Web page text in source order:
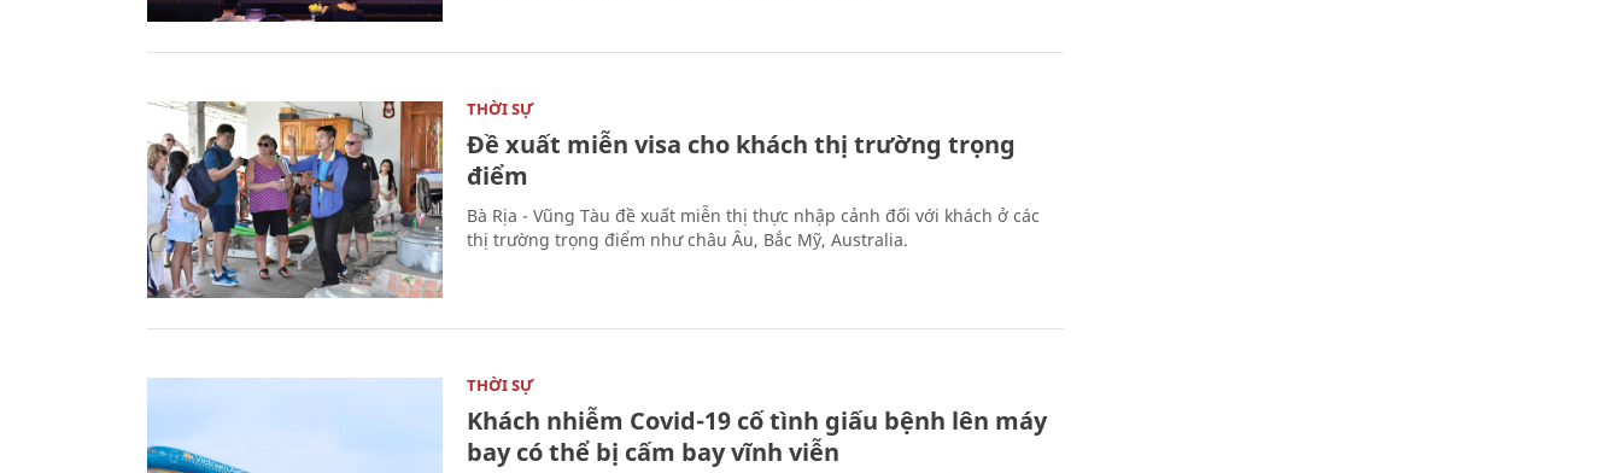
THỜI SỰ
Đề xuất miễn visa cho khách thị trường trọng
điểm
Bà Rịa - Vũng Tàu đề xuất miễn thị thực nhập cảnh đối với khách ở các
thị trường trọng điểm như châu Âu, Bắc Mỹ, Australia.
THỜI SỰ
Khách nhiễm Covid-19 cố tình giấu bệnh lên máy
bay có thể bị cấm bay vĩnh viễn